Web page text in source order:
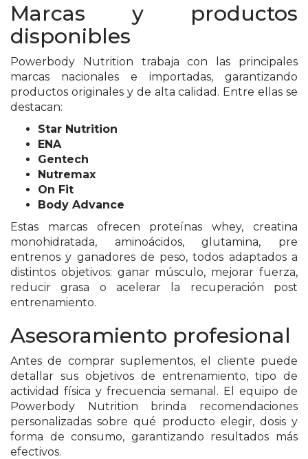
CÓMO RECIBIR PEDIDOS
DE COMIDA POR
WHATSAPP: LA GUÍA
DEFINITIVA PARA
RESTAURANTES Y
DELIVERIES
CÓMO ORGANIZAR LOS
PEDIDOS DE DELIVERY
POR WHATSAPP SIN QUE
SE TE PIERDA NINGUNO
TÉRMINOS
Y
CONDICIONES
POLÍTICAS
DE
Marcas y productos
disponibles
Powerbody Nutrition trabaja con las principales
marcas nacionales e importadas, garantizando
productos originales y de alta calidad. Entre ellas se
destacan:
Star Nutrition
ENA
Gentech
Nutremax
On Fit
Body Advance
Estas marcas ofrecen proteínas whey, creatina
monohidratada, aminoácidos, glutamina, pre
entrenos y ganadores de peso, todos adaptados a
distintos objetivos: ganar músculo, mejorar fuerza,
reducir grasa o acelerar la recuperación post
entrenamiento.
Asesoramiento profesional
Antes de comprar suplementos, el cliente puede
detallar sus objetivos de entrenamiento, tipo de
actividad física y frecuencia semanal. El equipo de
Powerbody Nutrition brinda recomendaciones
personalizadas sobre qué producto elegir, dosis y
forma de consumo, garantizando resultados más
efectivos.